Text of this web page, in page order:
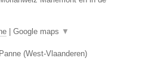
Google maps ▼
(West-Vlaanderen)